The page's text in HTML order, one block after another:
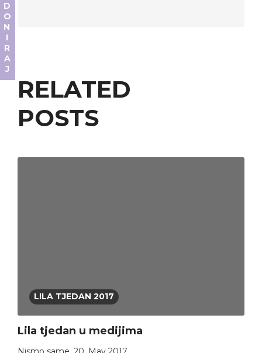
RELATED
POSTS
LILA TJEDAN 2017
Lila tjedan u medijima
DONIRAJ